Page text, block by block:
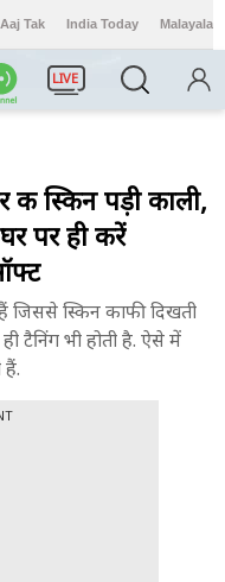
Aaj Tak India Today Malayalam
LIVE
स्किन पड़ी काली,
पर ही करें
जिससे स्किन काफी दिखती
टैनिंग भी होती है. ऐसे में
हैं.